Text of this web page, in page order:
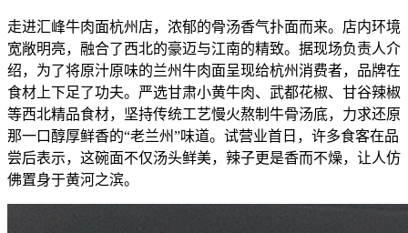
走进汇峰牛肉面杭州店，浓郁的骨汤香气扑面而来。店内环境
宽敞明亮，融合了西北的豪迈与江南的精致。据现场负责人介
绍，为了将原汁原味的兰州牛肉面呈现给杭州消费者，品牌在
食材上下足了功夫。严选甘肃小黄牛肉、武都花椒、甘谷辣椒
等西北精品食材，坚持传统工艺慢火熬制牛骨汤底，力求还原
那一口醇厚鲜香的“老兰州”味道。试营业首日，许多食客在品
尝后表示，这碗面不仅汤头鲜美，辣子更是香而不燥，让人仿
佛置身于黄河之滨。